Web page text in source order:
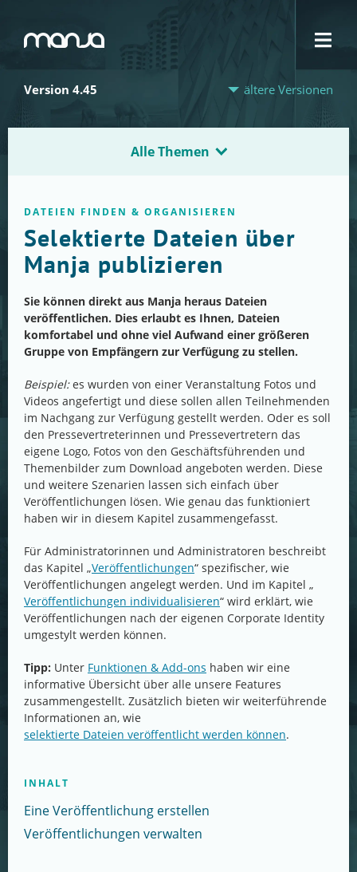
Navigation
Version 4.45 ältere Versionen
Alle Themen
DATEIEN FINDEN & ORGANISIEREN
Selektierte Dateien über
Manja publizieren
Sie können direkt aus Manja heraus Dateien
veröffentlichen. Dies erlaubt es Ihnen, Dateien
komfortabel und ohne viel Aufwand einer größeren
Gruppe von Empfängern zur Verfügung zu stellen.
Beispiel:es wurden von einer Veranstaltung Fotos und
Videos angefertigt und diese sollen allen Teilnehmenden
im Nachgang zur Verfügung gestellt werden. Oder es soll
den Pressevertreterinnen und Pressevertretern das
eigene Logo, Fotos von den Geschäftsführenden und
Themenbilder zum Download angeboten werden. Diese
und weitere Szenarien lassen sich einfach über
Veröffentlichungen lösen. Wie genau das funktioniert
haben wir in diesem Kapitel zusammengefasst.
Für Administratorinnen und Administratoren beschreibt
das Kapitel „Veröffentlichungen“ spezifischer, wie
Veröffentlichungen angelegt werden. Und im Kapitel „
Veröffentlichungen individualisieren“ wird erklärt, wie
Veröffentlichungen nach der eigenen Corporate Identity
umgestylt werden können.
Tipp: Unter Funktionen & Add-ons haben wir eine
informative Übersicht über alle unsere Features
zusammengestellt. Zusätzlich bieten wir weiterführende
Informationen an, wie
selektierte Dateien veröffentlicht werden können.
INHALT
Eine Veröffentlichung erstellen
Veröffentlichungen verwalten